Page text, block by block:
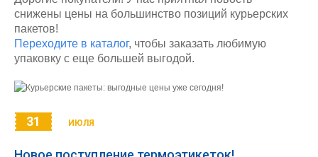
снижены цены на большинство позиций курьерских
пакетов!
Переходите в каталог, чтобы заказать любимую
упаковку с еще большей выгодой.
31 ИЮЛЯ